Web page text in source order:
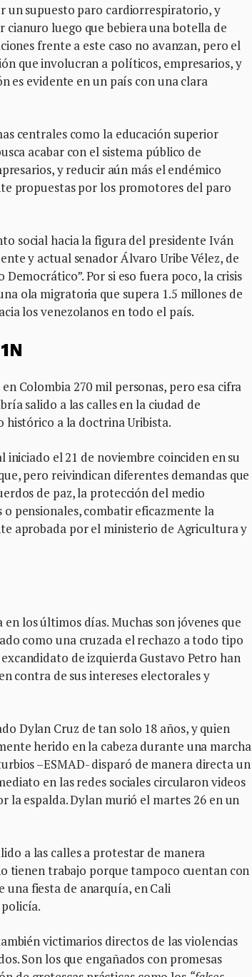
un supuesto paro cardiorrespiratorio, y
luego que bebiera una botella de
frente a este caso no avanzan, pero el
que involucran a políticos, empresarios, y
es evidente en un país con una clara
centrales como la educación superior
acabar con el sistema público de
y reducir aún más el endémico
propuestas por los promotores del paro
social hacia la figura del presidente Iván
y actual senador Álvaro Uribe Vélez, de
Por si eso fuera poco, la crisis
ola migratoria que supera 1.5 millones de
los venezolanos en todo el país.
Colombia 270 mil personas, pero esa cifra
salido a las calles en la ciudad de
histórico a la doctrina Uribista.
el 21 de noviembre coinciden en su
pero reivindican diferentes demandas que
de paz, la protección del medio
pensionales, combatir eficazmente la
aprobada por el ministerio de Agricultura y
los últimos días. Muchas son jóvenes que
como una cruzada el rechazo a todo tipo
de izquierda Gustavo Petro han
contra de sus intereses electorales y
Dylan Cruz de tan solo 18 años, y quien
herido en la cabeza durante una marcha
–ESMAD- disparó de manera directa un
en las redes sociales circularon videos
espalda. Dylan murió el martes 26 en un
a las calles a protestar de manera
tienen trabajo porque tampoco cuentan con
una fiesta de anarquía, en Cali
victimarios directos de las violencias
Son los que engañados con promesas